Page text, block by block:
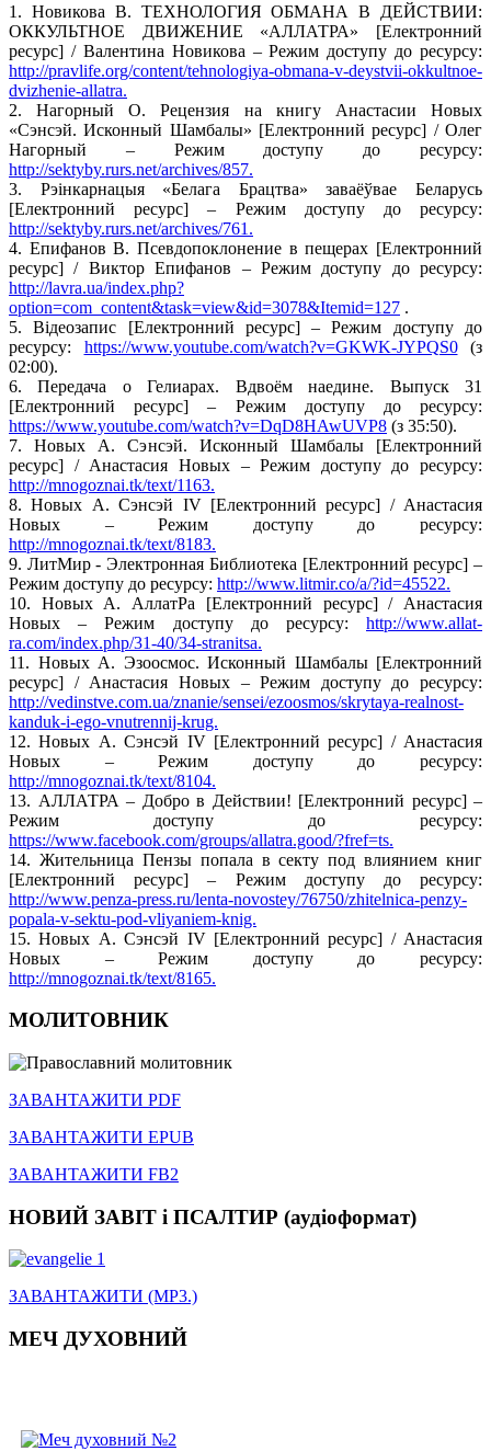
1. Новикова В. ТЕХНОЛОГИЯ ОБМАНА В ДЕЙСТВИИ:
ОККУЛЬТНОЕ ДВИЖЕНИЕ «АЛЛАТРА» [Електронний
ресурс] / Валентина Новикова – Режим доступу до ресурсу:
http://pravlife.org/content/tehnologiya-obmana-v-deystvii-okkultnoe-
dvizhenie-allatra.
2. Нагорный О. Рецензия на книгу Анастасии Новых
«Сэнсэй. Исконный Шамбалы» [Електронний ресурс] / Олег
Нагорный – Режим доступу до ресурсу:
http://sektyby.rurs.net/archives/857.
3. Рэінкарнацыя «Белага Брацтва» заваёўвае Беларусь
[Електронний ресурс] – Режим доступу до ресурсу:
http://sektyby.rurs.net/archives/761.
4. Епифанов В. Псевдопоклонение в пещерах [Електронний
ресурс] / Виктор Епифанов – Режим доступу до ресурсу:
http://lavra.ua/index.php?
option=com_content&task=view&id=3078&Itemid=127 .
5. Відеозапис [Електронний ресурс] – Режим доступу до
ресурсу: https://www.youtube.com/watch?v=GKWK-JYPQS0(з
02:00).
6. Передача о Гелиарах. Вдвоём наедине. Выпуск 31
[Електронний ресурс] – Режим доступу до ресурсу:
https://www.youtube.com/watch?v=DqD8HAwUVP8 (з 35:50).
7. Новых А. Сэнсэй. Исконный Шамбалы [Електронний
ресурс] / Анастасия Новых – Режим доступу до ресурсу:
http://mnogoznai.tk/text/1163.
8. Новых А. Сэнсэй IV [Електронний ресурс] / Анастасия
Новых – Режим доступу до ресурсу:
http://mnogoznai.tk/text/8183.
9. ЛитМир - Электронная Библиотека [Електронний ресурс] –
Режим доступу до ресурсу: http://www.litmir.co/a/?id=45522.
10. Новых А. АллатРа [Електронний ресурс] / Анастасия
Новых – Режим доступу до ресурсу: http://www.allat-
ra.com/index.php/31-40/34-stranitsa.
11. Новых А. Эзоосмос. Исконный Шамбалы [Електронний
ресурс] / Анастасия Новых – Режим доступу до ресурсу:
http://vedinstve.com.ua/znanie/sensei/ezoosmos/skrytaya-realnost-
kanduk-i-ego-vnutrennij-krug.
12. Новых А. Сэнсэй IV [Електронний ресурс] / Анастасия
Новых – Режим доступу до ресурсу:
http://mnogoznai.tk/text/8104.
13. АЛЛАТРА – Добро в Действии! [Електронний ресурс] –
Режим доступу до ресурсу:
https://www.facebook.com/groups/allatra.good/?fref=ts.
14. Жительница Пензы попала в секту под влиянием книг
[Електронний ресурс] – Режим доступу до ресурсу:
http://www.penza-press.ru/lenta-novostey/76750/zhitelnica-penzy-
popala-v-sektu-pod-vliyaniem-knig.
15. Новых А. Сэнсэй IV [Електронний ресурс] / Анастасия
Новых – Режим доступу до ресурсу:
http://mnogoznai.tk/text/8165.
МОЛИТОВНИК
ЗАВАНТАЖИТИ PDF
ЗАВАНТАЖИТИ EPUB
ЗАВАНТАЖИТИ FB2
НОВИЙ ЗАВІТ і ПСАЛТИР (аудіоформат)
ЗАВАНТАЖИТИ (MP3.)
МЕЧ ДУХОВНИЙ